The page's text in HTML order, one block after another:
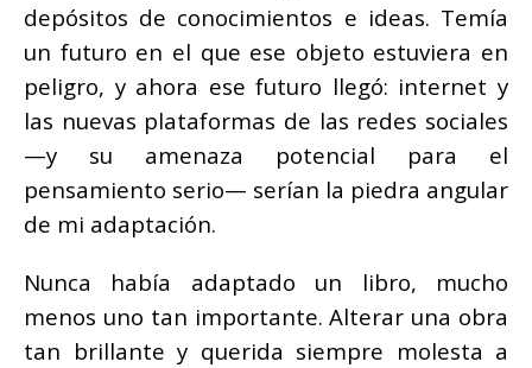
depósitos de conocimientos e ideas. Temía
un futuro en el que ese objeto estuviera en
peligro, y ahora ese futuro llegó: internet y
las nuevas plataformas de las redes sociales
—y su amenaza potencial para el
pensamiento serio— serían la piedra angular
de mi adaptación.
Nunca había adaptado un libro, mucho
menos uno tan importante. Alterar una obra
tan brillante y querida siempre molesta a